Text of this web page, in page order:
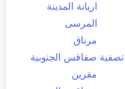
اريانة المدينة
المرسى
مرناق
صفاقس الجنوبية
مقرين